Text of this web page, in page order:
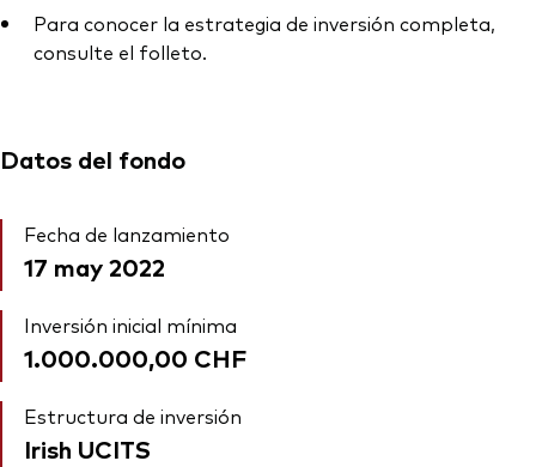
Para conocer la estrategia de inversión completa,
consulte el folleto.
Datos del fondo
Fecha de lanzamiento
17 may 2022
Inversión inicial mínima
1.000.000,00 CHF
Estructura de inversión
Irish UCITS